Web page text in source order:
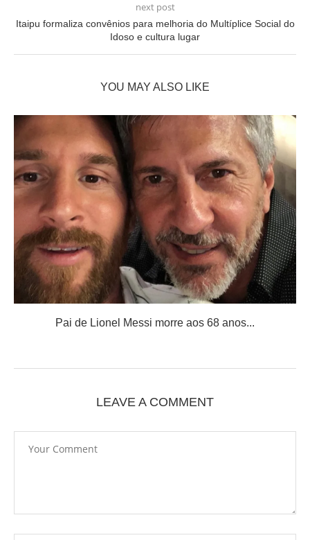
next post
Itaipu formaliza convênios para melhoria do Multíplice Social do
Idoso e cultura lugar
YOU MAY ALSO LIKE
Pai de Lionel Messi morre aos 68 anos...
LEAVE A COMMENT